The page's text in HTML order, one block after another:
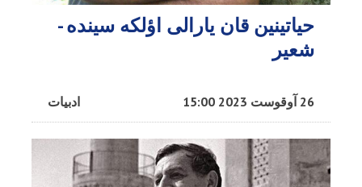
حیاتینین قان یارالی اؤلکه سینده -
شعیر
ادبیات 26 آوقوست 2023 15:00